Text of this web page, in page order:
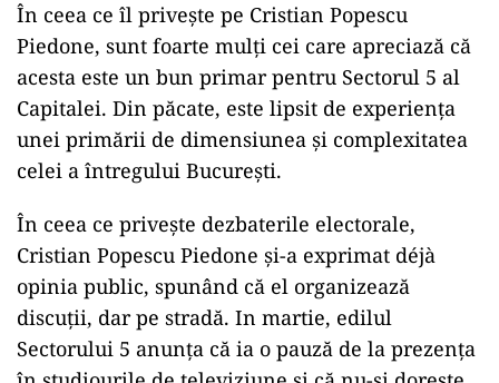
În ceea ce îl privește pe Cristian Popescu
Piedone, sunt foarte mulți cei care apreciază că
acesta este un bun primar pentru Sectorul 5 al
Capitalei. Din păcate, este lipsit de experiența
unei primării de dimensiunea și complexitatea
celei a întregului București.
În ceea ce privește dezbaterile electorale,
Cristian Popescu Piedone și-a exprimat déjà
opinia public, spunând că el organizează
discuții, dar pe stradă. In martie, edilul
Sectorului 5 anunța că ia o pauză de la prezența